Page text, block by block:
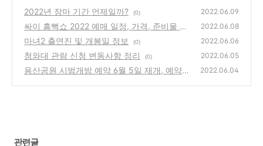
2022년 장마 기간 언제일까? (0) 2022.06.09
싸이 흠뻑쇼 2022 예매 일정, 가격, 준비물 안
내
(1)
2022.06.08
마녀2 출연진 및 개봉일 정보 (0) 2022.06.06
청와대 관람 신청 변동사항 정리 (0) 2022.06.05
용산공원 시범개방 예약 6월 5일 재개, 예약
2022.06.04
관련글